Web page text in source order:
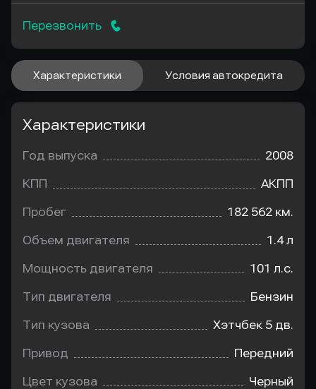
Перезвонить
Характеристики Условия автокредита
Характеристики
Год выпуска 2008
КПП АКПП
Пробег 182 562 км.
Объем двигателя 1.4 л
Мощность двигателя 101 л.с.
Тип двигателя Бензин
Тип кузова Хэтчбек 5 дв.
Привод Передний
Цвет кузова Черный